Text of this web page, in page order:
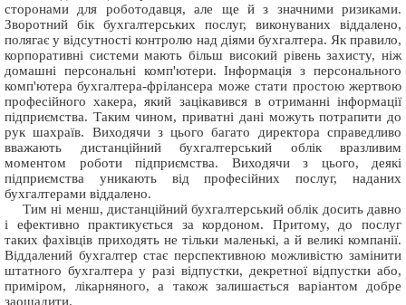
сторонами для роботодавця, але ще й з значними ризиками.
Зворотний бік бухгалтерських послуг, виконуваних віддалено,
полягає у відсутності контролю над діями бухгалтера. Як правило,
корпоративні системи мають більш високий рівень захисту, ніж
домашні персональні комп'ютери. Інформація з персонального
комп'ютера бухгалтера-фрілансера може стати простою жертвою
професійного хакера, який зацікавився в отриманні інформації
підприємства. Таким чином, приватні дані можуть потрапити до
рук шахраїв. Виходячи з цього багато директора справедливо
вважають дистанційний бухгалтерський облік вразливим
моментом роботи підприємства. Виходячи з цього, деякі
підприємства уникають від професійних послуг, наданих
бухгалтерами віддалено.
Тим ні менш, дистанційний бухгалтерський облік досить давно
і ефективно практикується за кордоном. Притому, до послуг
таких фахівців приходять не тільки маленькі, а й великі компанії.
Віддалений бухгалтер стає перспективною можливістю замінити
штатного бухгалтера у разі відпустки, декретної відпустки або,
приміром, лікарняного, а також залишається варіантом добре
заощадити.